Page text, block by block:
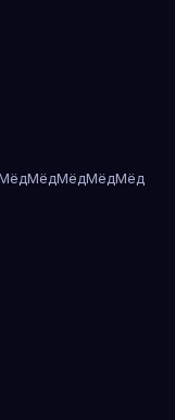
МёдМёдМёдМёд